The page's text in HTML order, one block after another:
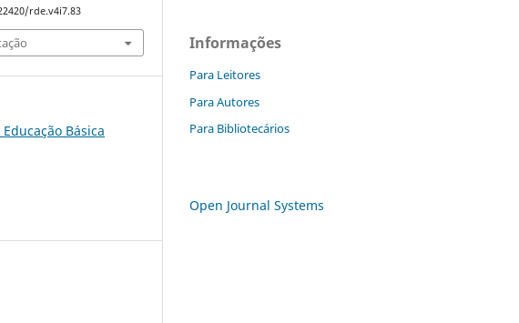
rde.v4i7.83
Básica
Informações
Para Leitores
Para Autores
Para Bibliotecários
Open Journal Systems